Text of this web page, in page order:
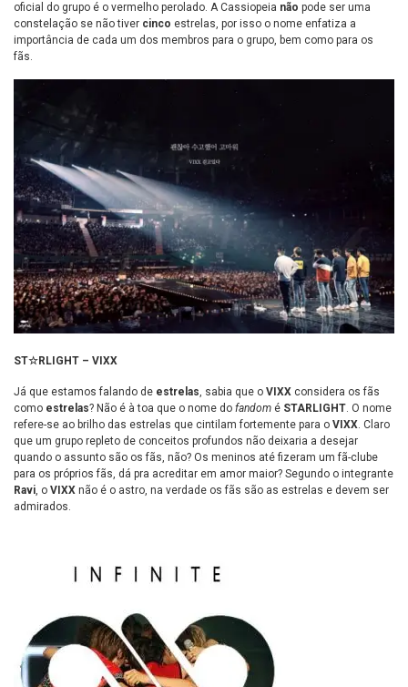
oficial do grupo é o vermelho perolado. A Cassiopeia não pode ser uma
constelação se não tiver cinco estrelas, por isso o nome enfatiza a
importância de cada um dos membros para o grupo, bem como para os
fãs.
ST☆RLIGHT – VIXX
Já que estamos falando de estrelas, sabia que o VIXX considera os fãs
como estrelas? Não é à toa que o nome do fandom é STARLIGHT. O nome
refere-se ao brilho das estrelas que cintilam fortemente para o VIXX. Claro
que um grupo repleto de conceitos profundos não deixaria a desejar
quando o assunto são os fãs, não? Os meninos até fizeram um fã-clube
para os próprios fãs, dá pra acreditar em amor maior? Segundo o integrante
Ravi, o VIXX não é o astro, na verdade os fãs são as estrelas e devem ser
admirados.